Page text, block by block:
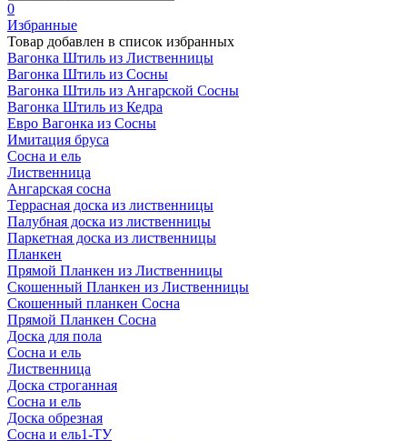
0
Избранные
Товар добавлен в список избранных
Вагонка Штиль из Лиственницы
Вагонка Штиль из Сосны
Вагонка Штиль из Ангарской Сосны
Вагонка Штиль из Кедра
Евро Вагонка из Сосны
Имитация бруса
Сосна и ель
Лиственница
Ангарская сосна
Террасная доска из лиственницы
Палубная доска из лиственницы
Паркетная доска из лиственницы
Планкен
Прямой Планкен из Лиственницы
Скошенный Планкен из Лиственницы
Скошенный планкен Сосна
Прямой Планкен Сосна
Доска для пола
Сосна и ель
Лиственница
Доска строганная
Сосна и ель
Доска обрезная
Сосна и ель1-ТУ